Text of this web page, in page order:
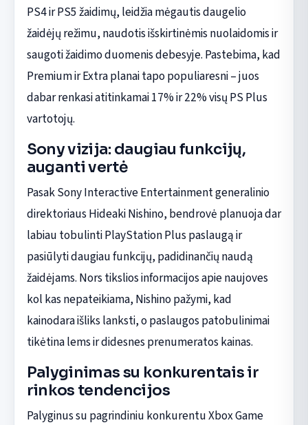
PS4 ir PS5 žaidimų, leidžia mėgautis daugelio
žaidėjų režimu, naudotis išskirtinėmis nuolaidomis ir
saugoti žaidimo duomenis debesyje. Pastebima, kad
Premium ir Extra planai tapo populiaresni – juos
dabar renkasi atitinkamai 17% ir 22% visų PS Plus
vartotojų.
Sony vizija: daugiau funkcijų,
auganti vertė
Pasak Sony Interactive Entertainment generalinio
direktoriaus Hideaki Nishino, bendrovė planuoja dar
labiau tobulinti PlayStation Plus paslaugą ir
pasiūlyti daugiau funkcijų, padidinančių naudą
žaidėjams. Nors tikslios informacijos apie naujoves
kol kas nepateikiama, Nishino pažymi, kad
kainodara išliks lanksti, o paslaugos patobulinimai
tikėtina lems ir didesnes prenumeratos kainas.
Palyginimas su konkurentais ir
rinkos tendencijos
Palyginus su pagrindiniu konkurentu Xbox Game